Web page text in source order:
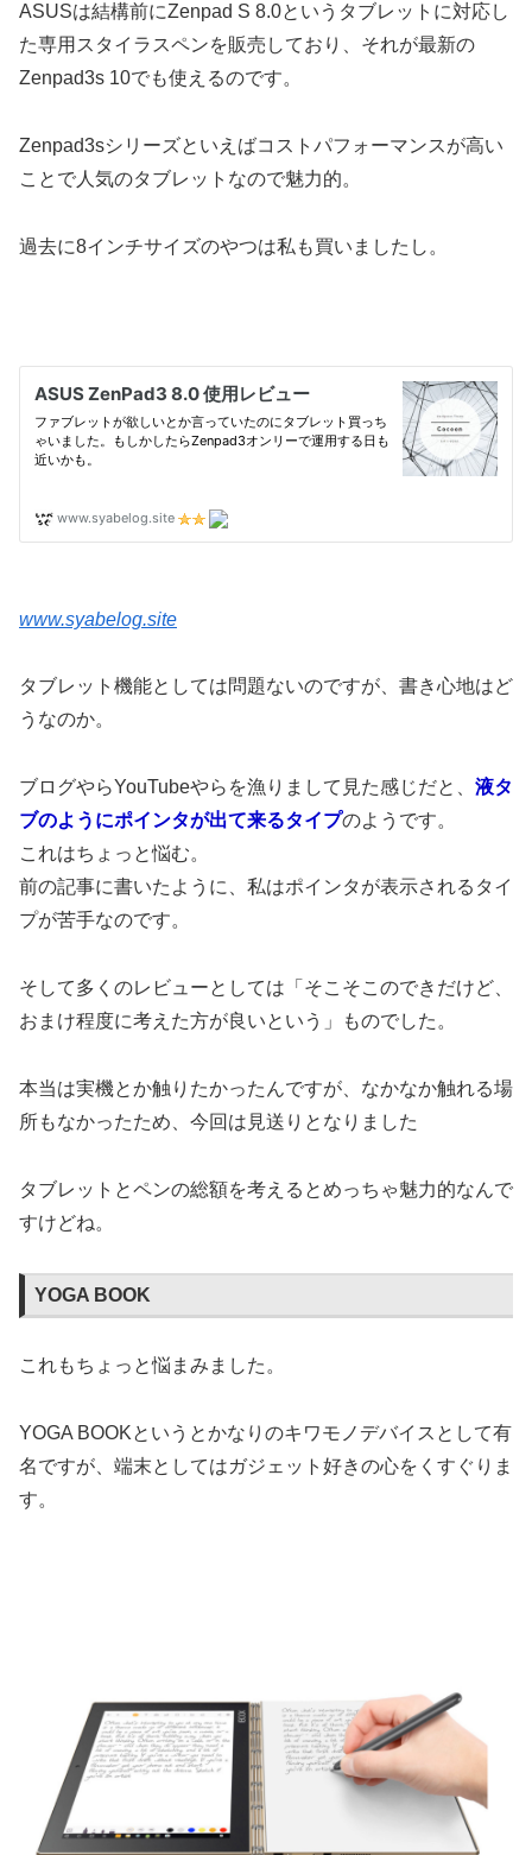
ASUSは結構前にZenpad S 8.0というタブレットに対応し
た専用スタイラスペンを販売しており、それが最新の
Zenpad3s 10でも使えるのです。
Zenpad3sシリーズといえばコストパフォーマンスが高い
ことで人気のタブレットなので魅力的。
過去に8インチサイズのやつは私も買いましたし。
www.syabelog.site
タブレット機能としては問題ないのですが、書き心地はど
うなのか。
ブログやらYouTubeやらを漁りまして見た感じだと、 液タ
ブのようにポインタが出て来るタイプのようです。
これはちょっと悩む。
前の記事に書いたように、私はポインタが表示されるタイ
プが苦手なのです。
そして多くのレビューとしては「そこそこのできだけど、
おまけ程度に考えた方が良いという」ものでした。
本当は実機とか触りたかったんですが、なかなか触れる場
所もなかったため、今回は見送りとなりました
タブレットとペンの総額を考えるとめっちゃ魅力的なんで
すけどね。
YOGA BOOK
これもちょっと悩まみました。
YOGA BOOKというとかなりのキワモノデバイスとして有
名ですが、端末としてはガジェット好きの心をくすぐりま
す。